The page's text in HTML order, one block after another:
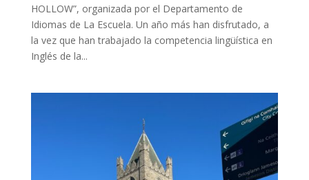
HOLLOW”, organizada por el Departamento de
Idiomas de La Escuela. Un año más han disfrutado, a
la vez que han trabajado la competencia lingüística en
Inglés de la...